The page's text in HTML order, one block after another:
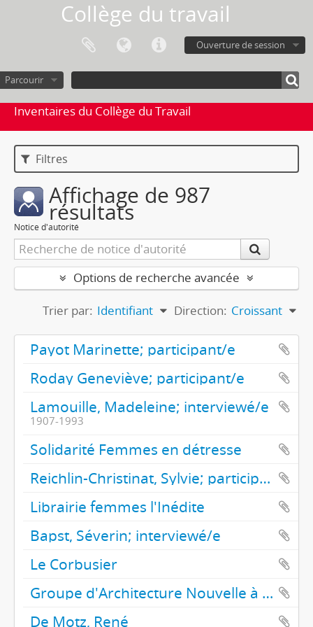
Collège du travail
Ouverture de session
Parcourir
Inventaires du Collège du Travail
Filtres
Affichage de 987
résultats
Notice d'autorité
Options de recherche avancée
Trier par: Identifiant Direction: Croissant
Payot Marinette; participant/e
Roday Geneviève; participant/e
Lamouille, Madeleine; interviewé/e
1907-1993
Solidarité Femmes en détresse
Reichlin-Christinat, Sylvie; participant/e
Librairie femmes l'Inédite
Bapst, Séverin; interviewé/e
Le Corbusier
Groupe d'Architecture Nouvelle à Genève (GANG)
De Motz, René